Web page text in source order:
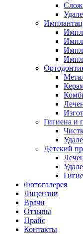
Гигиена и
Детский
Фотогалерея
Лицензии
Врачи
Отзывы
Прайс
Контакты